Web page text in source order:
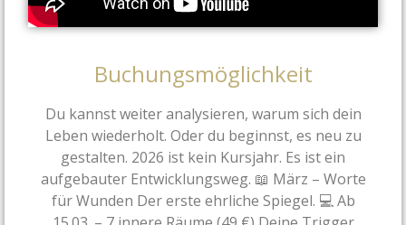
Buchungsmöglichkeit
Du kannst weiter analysieren, warum sich dein
Leben wiederholt. Oder du beginnst, es neu zu
gestalten. 2026 ist kein Kursjahr. Es ist ein
aufgebauter Entwicklungsweg. 📖 März – Worte
für Wunden Der erste ehrliche Spiegel. 💻 Ab